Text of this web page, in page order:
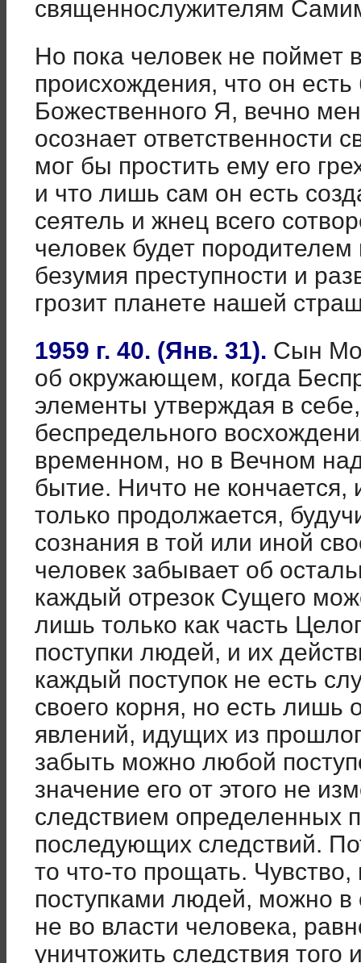
священнослужителям
Но пока человек не поймет
происхождения, что он
Божественного Я, вечно
осознает ответственности
мог бы простить ему его
и что лишь сам он есть
сеятель и жнец всего
человек будет
безумия преступности и
грозит планете нашей
1959 г. 40. (Янв. 31). Сын
об окружающем, когда
элементы утверждая в
беспредельного
временном, но в Вечном
бытие. Ничто не кончается,
только продолжается,
сознания в той или иной
человек забывает об
каждый отрезок Сущего
лишь только как часть
поступки людей, и их
каждый поступок не есть
своего корня, но есть лишь
явлений, идущих из
забыть можно любой
значение его от этого не
следствием определенных
последующих следствий.
то что-то прощать.
поступками людей, можно
не во власти человека,
уничтожить следствия